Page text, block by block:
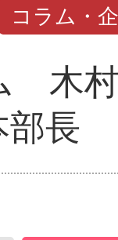
コラム・
木
長